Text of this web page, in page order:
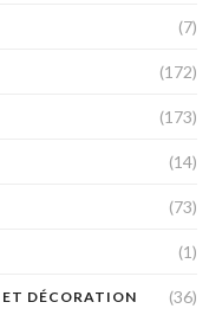
(7)
(172)
(173)
(14)
(73)
(1)
DÉCORATION (36)